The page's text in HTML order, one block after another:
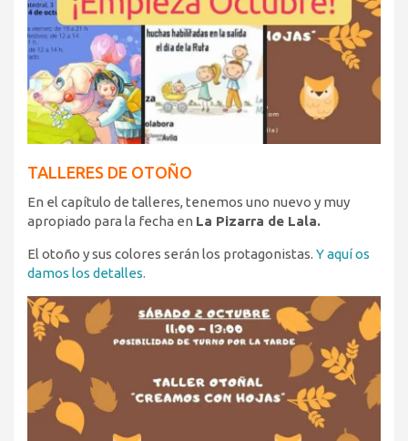
TALLERES DE OTOÑO
En el capítulo de talleres, tenemos uno nuevo y muy
apropiado para la fecha en La Pizarra de Lala.
El otoño y sus colores serán los protagonistas. Y aquí os
damos los detalles.